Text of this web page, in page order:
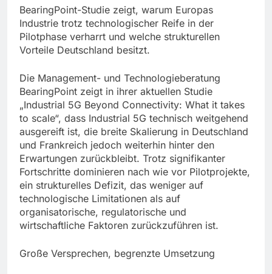
BearingPoint-Studie zeigt, warum Europas
Industrie trotz technologischer Reife in der
Pilotphase verharrt und welche strukturellen
Vorteile Deutschland besitzt.
Die Management- und Technologieberatung
BearingPoint zeigt in ihrer aktuellen Studie
„Industrial 5G Beyond Connectivity: What it takes
to scale“, dass Industrial 5G technisch weitgehend
ausgereift ist, die breite Skalierung in Deutschland
und Frankreich jedoch weiterhin hinter den
Erwartungen zurückbleibt. Trotz signifikanter
Fortschritte dominieren nach wie vor Pilotprojekte,
ein strukturelles Defizit, das weniger auf
technologische Limitationen als auf
organisatorische, regulatorische und
wirtschaftliche Faktoren zurückzuführen ist.
Große Versprechen, begrenzte Umsetzung